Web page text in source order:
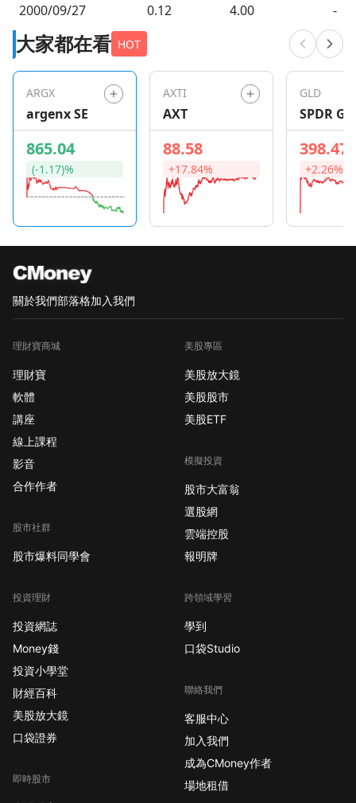
2000/09/27 0.12 4.00 -
大家都在看 HOT
ARGX
argenx SE
865.04
(-1.17)%
AXTI
AXT
88.58
+17.84%
GLD
SPDR
Shares
398.47
+2.26%
關於我們部落格加入我們
理財寶商城
理財寶
軟體
講座
線上課程
影音
合作作者
股市社群
股市爆料同學會
投資理財
投資網誌
Money錢
投資小學堂
財經百科
美股放大鏡
口袋證券
即時股市
美股專區
美股放大鏡
美股股市
美股ETF
模擬投資
股市大富翁
選股網
雲端控股
報明牌
跨領域學習
學到
口袋Studio
聯絡我們
客服中心
加入我們
成為CMoney作者
場地租借